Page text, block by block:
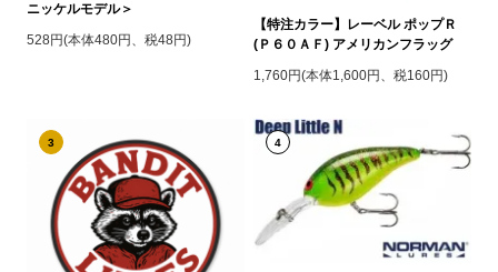
ニッケルモデル＞
528円(本体480円、税48円)
【特注カラー】レーベル ポップＲ
(Ｐ６０ＡＦ) アメリカンフラッグ
1,760円(本体1,600円、税160円)
3 4